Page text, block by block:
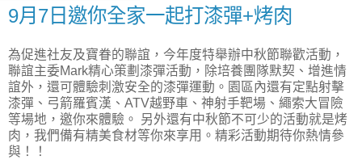
9月7日邀你全家一起打漆彈+烤肉
為促進社友及寶眷的聯誼，今年度特舉辦中秋節聯歡活動，
聯誼主委Mark精心策劃漆彈活動，除培養團隊默契、增進情
誼外，還可體驗刺激安全的漆彈運動。園區內還有定點射擊
漆彈、弓箭羅賓漢、ATV越野車、神射手靶場、繩索大冒險
等場地，邀你來體驗。 另外還有中秋節不可少的活動就是烤
肉，我們備有精美食材等你來享用。精彩活動期待你熱情參
與！！